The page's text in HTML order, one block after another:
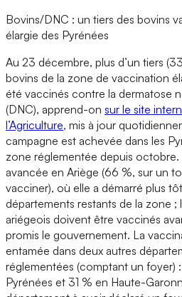
Bovins/DNC : un tiers des bovins
élargie des Pyrénées
Au 23 décembre, plus d’un tiers
bovins de la zone de vaccination
été vaccinés contre la dermatose
(DNC), apprend-on sur le site
l’Agriculture, mis à jour
campagne est achevée dans les
zone réglementée depuis octobre.
avancée en Ariège (66 %, sur un
vacciner), où elle a démarré plus
départements restants de la zone ;
ariégeois doivent être vaccinés
promis le gouvernement. La
entamée dans deux autres
réglementées (comptant un foyer)
Pyrénées et 31 % en Haute-